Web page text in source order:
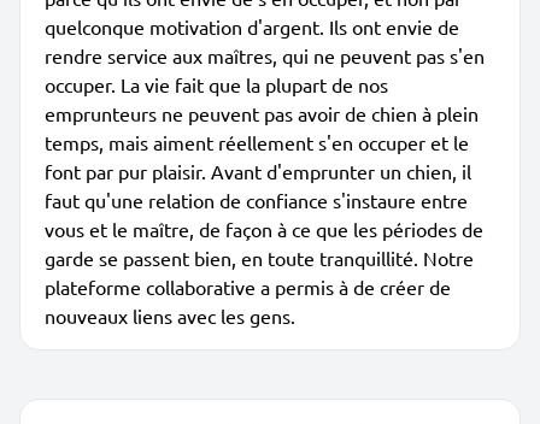
quelconque motivation d'argent. Ils ont envie de
rendre service aux maîtres, qui ne peuvent pas s'en
occuper. La vie fait que la plupart de nos
emprunteurs ne peuvent pas avoir de chien à plein
temps, mais aiment réellement s'en occuper et le
font par pur plaisir. Avant d'emprunter un chien, il
faut qu'une relation de confiance s'instaure entre
vous et le maître, de façon à ce que les périodes de
garde se passent bien, en toute tranquillité. Notre
plateforme collaborative a permis à de créer de
nouveaux liens avec les gens.